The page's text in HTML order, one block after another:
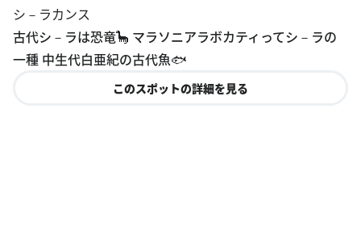
シ－ラカンス
古代シ－ラは恐竜🦕 マラソニアラボカティってシ－ラの
一種 中生代白亜紀の古代魚🐟
このスポットの詳細を見る